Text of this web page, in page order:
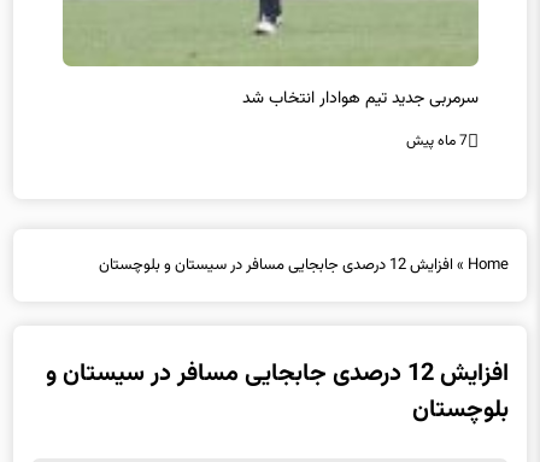
سرمربی جدید تیم هوادار انتخاب شد
7 ماه پیش
Home
» افزایش 12 درصدی جابجایی مسافر در سیستان و بلوچستان
افزایش 12 درصدی جابجایی مسافر در سیستان و
بلوچستان